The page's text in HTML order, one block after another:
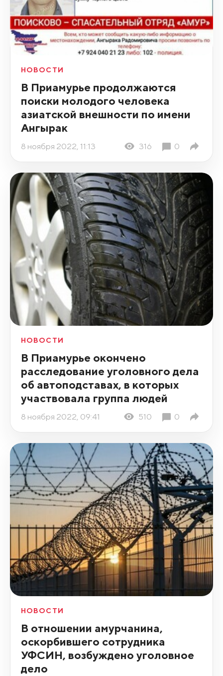
НОВОСТИ
В Приамурье продолжаются
поиски молодого человека
азиатской внешности по имени
Ангырак
8 ноября 2022, 11:13 316 0
НОВОСТИ
В Приамурье окончено
расследование уголовного дела
об автоподставах, в которых
участвовала группа людей
8 ноября 2022, 09:41 510 0
НОВОСТИ
В отношении амурчанина,
оскорбившего сотрудника
УФСИН, возбуждено уголовное
дело